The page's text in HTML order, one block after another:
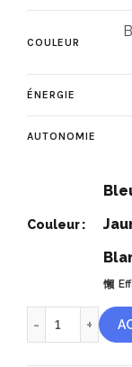
COULEUR
ÉNERGIE
AUTONOMIE
Couleur
quantité